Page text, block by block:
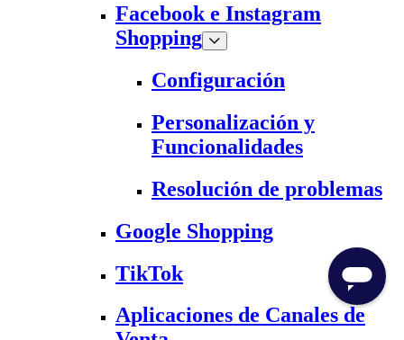
Facebook e Instagram
Shopping
Configuración
Personalización y
Funcionalidades
Resolución de problemas
Google Shopping
TikTok
Aplicaciones de Canales de